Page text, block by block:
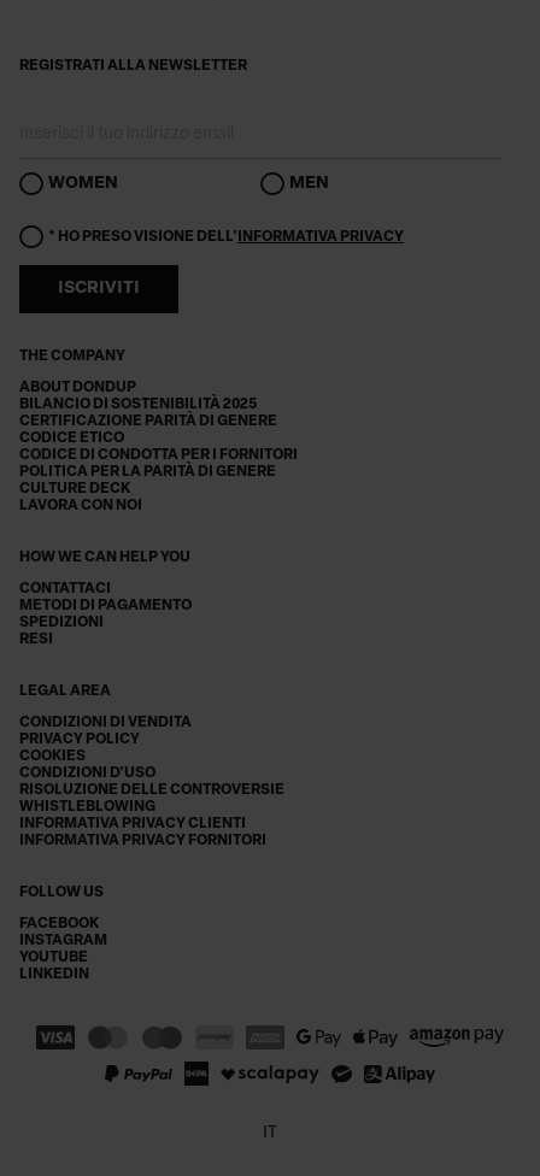
THE COMPANY
ABOUT DONDUP
BILANCIO DI SOSTENIBILITÀ 2025
CERTIFICAZIONE PARITÀ DI GENERE
CODICE ETICO
CODICE DI CONDOTTA PER I FORNITORI
POLITICA PER LA PARITÀ DI GENERE
CULTURE DECK
LAVORA CON NOI
HOW WE CAN HELP YOU
CONTATTACI
METODI DI PAGAMENTO
SPEDIZIONI
RESI
LEGAL AREA
CONDIZIONI DI VENDITA
PRIVACY POLICY
COOKIES
CONDIZIONI D'USO
RISOLUZIONE DELLE CONTROVERSIE
WHISTLEBLOWING
INFORMATIVA PRIVACY CLIENTI
INFORMATIVA PRIVACY FORNITORI
FOLLOW US
FACEBOOK
INSTAGRAM
YOUTUBE
LINKEDIN
REGISTRATI ALLA NEWSLETTER
WOMEN MEN
* HO PRESO VISIONE DELL' INFORMATIVA PRIVACY
ISCRIVITI
IT